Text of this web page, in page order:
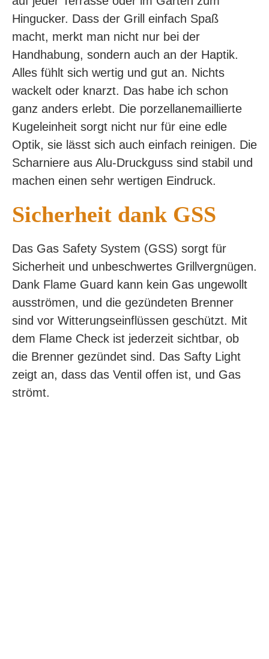
Hingucker. Dass der Grill einfach Spaß
macht, merkt man nicht nur bei der
Handhabung, sondern auch an der Haptik.
Alles fühlt sich wertig und gut an. Nichts
wackelt oder knarzt. Das habe ich schon
ganz anders erlebt. Die porzellanemaillierte
Kugeleinheit sorgt nicht nur für eine edle
Optik, sie lässt sich auch einfach reinigen. Die
Scharniere aus Alu-Druckguss sind stabil und
machen einen sehr wertigen Eindruck.
Sicherheit dank GSS
Das Gas Safety System (GSS) sorgt für
Sicherheit und unbeschwertes Grillvergnügen.
Dank Flame Guard kann kein Gas ungewollt
ausströmen, und die gezündeten Brenner
sind vor Witterungseinflüssen geschützt. Mit
dem Flame Check ist jederzeit sichtbar, ob
die Brenner gezündet sind. Das Safty Light
zeigt an, dass das Ventil offen ist, und Gas
strömt.